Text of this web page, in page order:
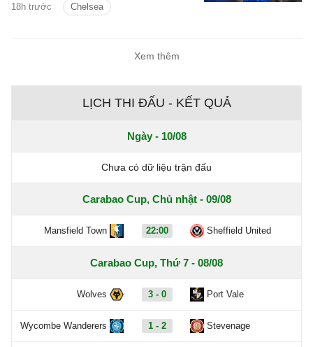
18h trước Chelsea
ngôi sao người Tây Ban Nha.
Xem thêm
LỊCH THI ĐẤU - KẾT QUẢ
Ngày - 10/08
Chưa có dữ liệu trận đấu
Carabao Cup, Chủ nhật - 09/08
Mansfield Town 22:00 Sheffield United
Carabao Cup, Thứ 7 - 08/08
Wolves 3 - 0 Port Vale
Wycombe Wanderers 1 - 2 Stevenage